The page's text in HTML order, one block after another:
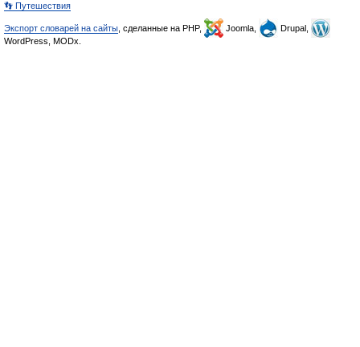
👣 Путешествия
Экспорт словарей на сайты , сделанные на PHP, Joomla,
Drupal,
WordPress, MODx.